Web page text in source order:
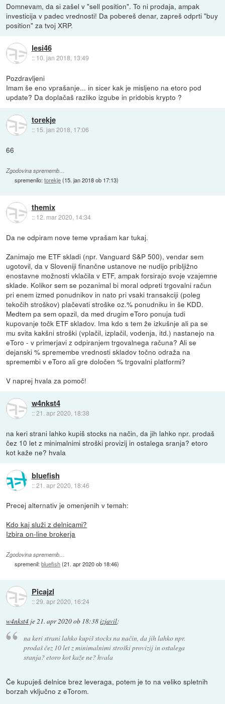
Domnevam, da si zašel v "sell position". To ni prodaja, ampak
investicija v padec vrednosti! Da pobereš denar, zapreš odprti "buy
position" za tvoj XRP.
lesi46
:: 10. jan 2018, 13:49
Pozdravljeni
Imam še eno vprašanje... in sicer kak je misljeno na etoro pod
update? Da doplačaš razliko izgube in pridobis krypto ?
torekje
:: 15. jan 2018, 17:06
66
Zgodovina sprememb…
spremenilo:torekje(15. jan 2018 ob 17:13)
themix
:: 12. mar 2020, 14:34
Da ne odpiram nove teme vprašam kar tukaj.
Zanimajo me ETF skladi (npr. Vanguard S&P 500), vendar sem
ugotovil, da v Sloveniji finančne ustanove ne nudijo pribljižno
enostavne možnosti vklačila v ETF, ampak forsirajo svoje vzajemne
sklade. Kolikor sem se pozanimal bi moral odpreti trgovalni račun
pri enem izmed ponudnikov in nato pri vsaki transakciji (poleg
tekočih stroškov) plačevati stroške oz.% ponudniku in še KDD.
Medtem pa sem opazil, da med drugim eToro ponuja tudi
kupovanje točk ETF skladov. Ima kdo s tem že izkušnje ali pa se
mu svita kakšni stroški (vplačil, izplačil, vodenja, itd.) nastanejo na
eToro - v primerjavi z odpiranjem trgovalnega računa? Ali se
dejanski % spremembe vrednosti skladov točno odraža na
spremembi v eToro ali gre določen % trgovalni platformi?
V naprej hvala za pomoč!
w4nkst4
::21. apr 2020, 18:38
na keri strani lahko kupiš stocks na način, da jih lahko npr. prodaš
čez 10 let z minimalnimi stroški provizij in ostalega sranja? etoro
kot kaže ne? hvala
bluefish
::21. apr 2020, 18:46
Precej alternativ je omenjenih v temah:
Kdo kaj služi z delnicami?
Izbira on-line brokerja
Zgodovina sprememb…
spremenil:bluefish(21. apr 2020 ob 18:46)
Picajzl
::29. apr 2020, 16:24
w4nkst4 je21. apr 2020 ob 18:38izjavil:
na keri strani lahko kupiš stocks na način, da jih lahko npr.
prodaš čez 10 let z minimalnimi stroški provizij in ostalega
sranja? etoro kot kaže ne? hvala
Če kupuješ delnice brez leveraga, potem je to na veliko spletnih
borzah vključno z eTorom.